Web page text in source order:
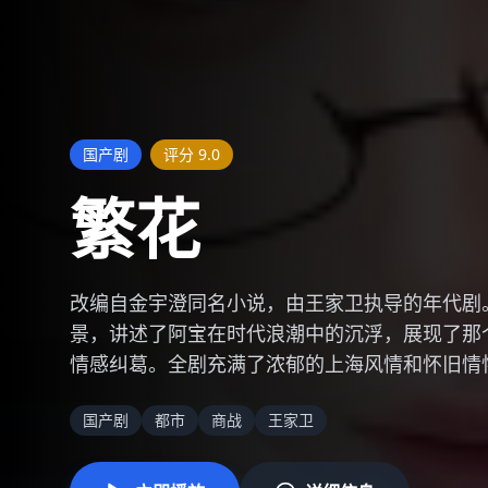
欧美剧 评分 8.9
权力的游戏前
《权力的游戏》前传剧集，讲述坦格利安家族
戏》事件的200年前，聚焦于坦格利安家族内部
制作规模，精彩的龙战场面，复杂的人物关系
奇幻 史诗 美剧 权力的游戏